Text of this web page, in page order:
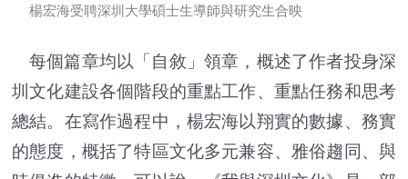
楊宏海受聘深圳大學碩士生導師與研究生合映
每個篇章均以「自敘」領章，概述了作者投身深
圳文化建設各個階段的重點工作、重點任務和思考
總結。在寫作過程中，楊宏海以翔實的數據、務實
的態度，概括了特區文化多元兼容、雅俗趨同、與